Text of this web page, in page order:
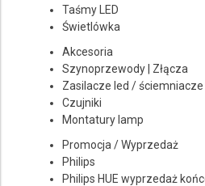
Taśmy LED
Świetlówka
Akcesoria
Szynoprzewody | Złącza
Zasilacze led /
Czujniki
Montatury lamp
Promocja / Wyprzedaż
Philips
Philips HUE wyprzedaż